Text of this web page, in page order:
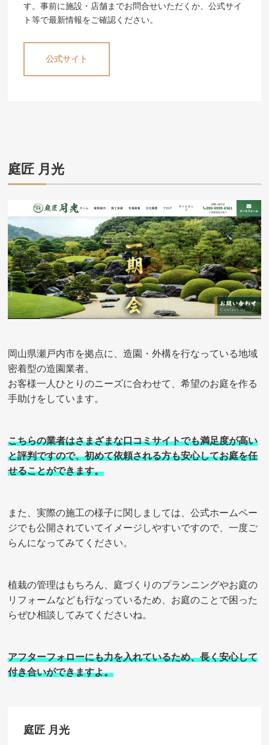
す。事前に施設・店舗までお問合せいただくか、公式サイ
ト等で最新情報をご確認ください。
公式サイト
庭匠 月光
岡山県瀬戸内市を拠点に、造園・外構を行なっている地域
密着型の造園業者。
お客様一人ひとりのニーズに合わせて、希望のお庭を作る
手助けをしています。
こちらの業者はさまざまな口コミサイトでも満足度が高い
と評判ですので、初めて依頼される方も安心してお庭を任
せることができます。
また、実際の施工の様子に関しましては、公式ホームペー
ジでも公開されていてイメージしやすいですので、一度ご
らんになってみてください。
植栽の管理はもちろん、庭づくりのプランニングやお庭の
リフォームなども行なっているため、お庭のことで困った
らぜひ相談してみてくださいね。
アフターフォローにも力を入れているため、長く安心して
付き合いができますよ。
庭匠 月光